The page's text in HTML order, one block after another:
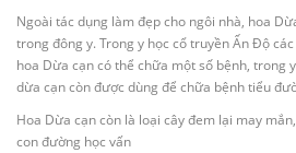
Ngoài tác dụng làm đẹp cho ngôi nhà, hoa
trong đông y. Trong y học cổ truyền Ấn Độ
hoa Dừa cạn có thể chữa một số bệnh, trong
dừa cạn còn được dùng để chữa bệnh tiểu
Hoa Dừa cạn còn là loại cây đem lại may
con đường học vấn